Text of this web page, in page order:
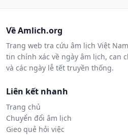
Về Amlich.org
Trang web tra cứu âm lịch Việt
tin chính xác về ngày âm lịch, can
và các ngày lễ tết truyền thống.
Liên kết nhanh
Trang chủ
Chuyển đổi âm lịch
Gieo quẻ hỏi việc